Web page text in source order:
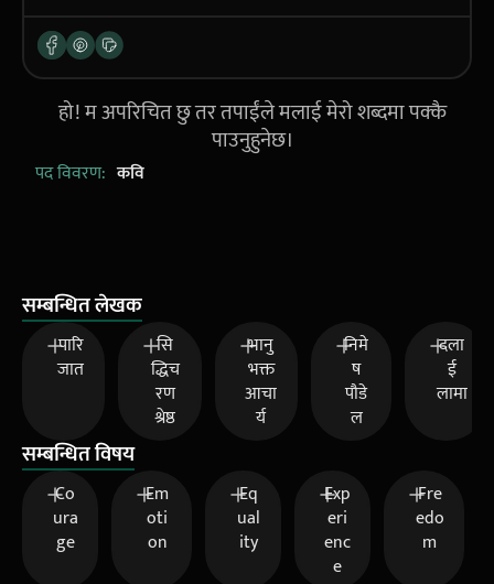
हो! म अपरिचित छु तर तपाईंले मलाई मेरो शब्दमा पक्कै
पाउनुहुनेछ।
पद विवरण: कवि
सम्बन्धित लेखक
पारि
जात
सि
द्धिच
रण
श्रेष्ठ
भानु
भक्त
आचा
र्य
निमे
ष
पौडे
ल
दला
ई
लामा
सम्बन्धित विषय
Co
ura
ge
Em
oti
on
Eq
ual
ity
Exp
eri
enc
e
Fre
edo
m